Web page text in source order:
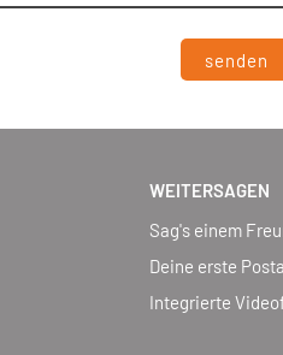
senden
WEITERSAGEN
Sag's einem
Deine erste
Integrierte